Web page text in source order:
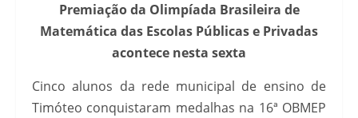
Premiação da Olimpíada Brasileira de
Matemática das Escolas Públicas e Privadas
acontece nesta sexta
Cinco alunos da rede municipal de ensino de
Timóteo conquistaram medalhas na 16ª OBMEP